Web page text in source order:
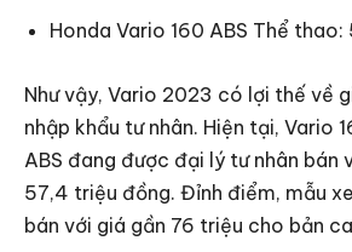
Honda Vario 160 ABS Thể
Như vậy, Vario 2023 có lợi thế về
nhập khẩu tư nhân. Hiện tại, Vario
ABS đang được đại lý tư nhân bán
57,4 triệu đồng. Đỉnh điểm, mẫu
bán với giá gần 76 triệu cho bản